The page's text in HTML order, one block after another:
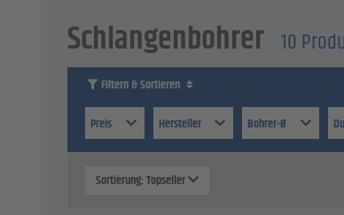
Schlangenbohrer 10
Filtern & Sortieren
Preis
Hersteller Bohrer-Ø
Sortierung: Topseller